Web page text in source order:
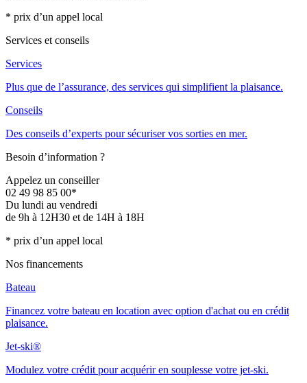
* prix d’un appel local
Services et conseils
Services
Plus que de l’assurance, des services qui simplifient la plaisance.
Conseils
Des conseils d’experts pour sécuriser vos sorties en mer.
Besoin d’information ?
Appelez un conseiller
02 49 98 85 00*
Du lundi au vendredi
de 9h à 12H30 et de 14H à 18H
* prix d’un appel local
Nos financements
Bateau
Financez votre bateau en location avec option d'achat ou en crédit
plaisance.
Jet-ski®
Modulez votre crédit pour acquérir en souplesse votre jet-ski.